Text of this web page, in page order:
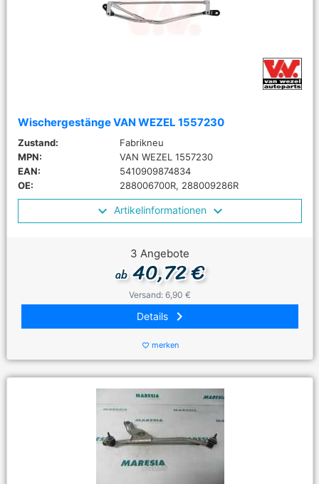
Wischergestänge VAN WEZEL 1557230
Zustand:
Fabrikneu
MPN:
VAN WEZEL 1557230
EAN:
5410909874834
OE:
288006700R, 288009286R
Artikelinformationen
3 Angebote
ab40,72 €
Versand: 6,90 €
Details keyboard_arrow_right
favorite_border merken